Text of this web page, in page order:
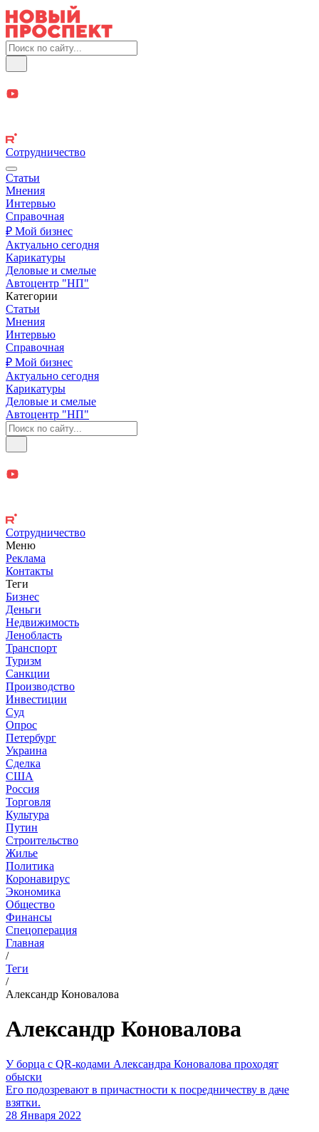
Сотрудничество
Статьи
Мнения
Интервью
Справочная
₽ Мой бизнес
Актуально сегодня
Карикатуры
Деловые и смелые
Автоцентр "НП"
Категории
Статьи
Мнения
Интервью
Справочная
₽ Мой бизнес
Актуально сегодня
Карикатуры
Деловые и смелые
Автоцентр "НП"
Сотрудничество
Меню
Реклама
Контакты
Теги
Бизнес
Деньги
Недвижимость
Ленобласть
Транспорт
Туризм
Санкции
Производство
Инвестиции
Суд
Опрос
Петербург
Украина
Сделка
США
Россия
Торговля
Культура
Путин
Строительство
Жилье
Политика
Коронавирус
Экономика
Общество
Финансы
Спецоперация
Главная
/
Теги
/
Александр Коновалова
Александр Коновалова
У борца c QR-кодами Александра Коновалова проходят
обыски
Его подозревают в причастности к посредничеству в даче
взятки.
28 Января 2022